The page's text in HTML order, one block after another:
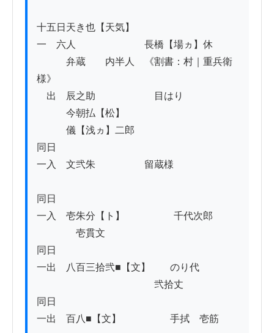
十五日天き也【天気】
一　六人　　　　　　　長橋【場ヵ】休
弁蔵　　内半人　《割書：村｜重兵衛
様》
出　辰之助　　　　　　目はり
今朝払【松】
儀【浅ヵ】二郎
同日
一入　文弐朱　　　　　留蔵様
同日
一入　壱朱分【ト】　　　　　千代次郎
壱貫文
同日
一出　八百三拾弐■【文】　　のり代
弐拾丈
同日
一出　百八■【文】　　　　　手拭　壱筋